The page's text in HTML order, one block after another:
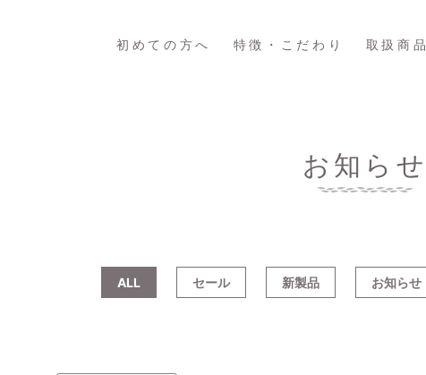
初めての方へ 特徴・こだわり 取扱商品
お知らせ
ALL セール 新製品 お知らせ